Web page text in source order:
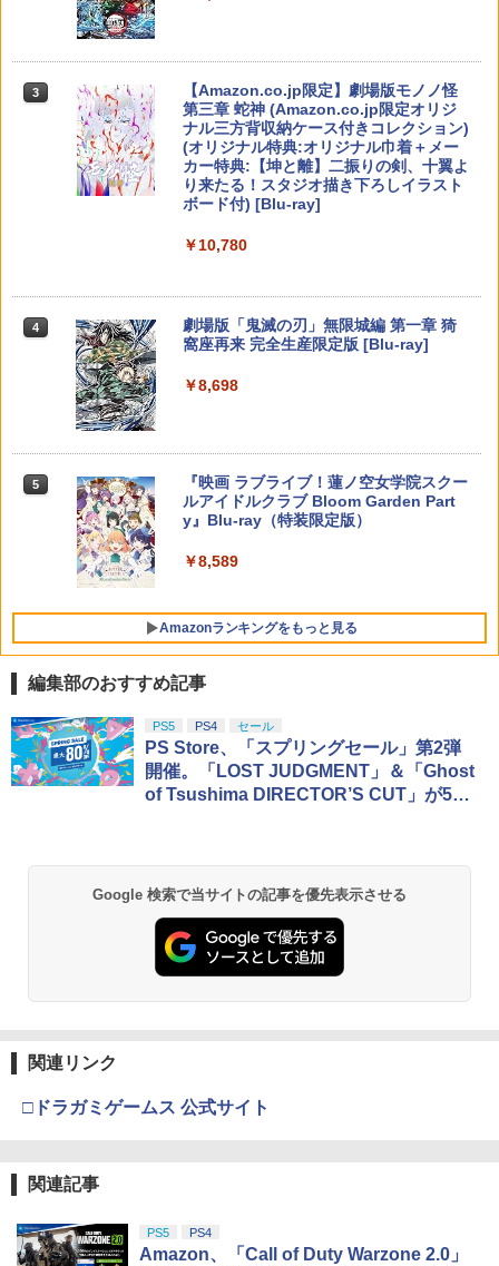
￥6,700
【楽天ブックス限定特典】ドンキーコン
グ バナンザ(「スーパーマリオ」ステッ
カー2種)
￥7,902
5
【楽天ブックス限定特典】スプラトゥー
ン レイダース(メッシュトートバッグ
（アクリルチャーム付き）)
￥7,480
ラス 保護ケース ハードケース 収納バッ
グ 軽量 手提げかばん 液晶保護高透過率
キズ 飛散防止
￥2,380
【中古】【18歳以上対象】明末：ウツロ
￥3,050
ム
￥4,360
【中古】I.Q FINAL
￥476
￥592
3 Nintendo Switch 2(日本語・国内専用)
￥55,491
ニンテンドープリペイド番号 9000円|オ
ンラインコード版
￥9,000
ニンテンドープリペイド番号 5000円|オ
ンラインコード版
3
【純正品】ディスクドライブ(CFI-ZDD1
J) PlayStation 5
￥11,980
トローラー ミッドナイト ブラック(CFI-
【純正品】DualSense ワイヤレスコン
￥10,737
3
￥8,020
【純正品】Xbox 充電式バッテリー + US
B-C ケーブル
￥2,618
【国内正規品】Thrustmaster スラスト
S5、PS5 Pro、Xbox One、Xbox Serie
￥14,141
3
【Amazon.co.jp限定】劇場版モノノ怪
第三章 蛇神 (Amazon.co.jp限定オリジ
ナル三方背収納ケース付きコレクション)
(オリジナル特典:オリジナル巾着＋メー
カー特典:【坤と離】二振りの剣、十翼よ
り来たる！スタジオ描き下ろしイラスト
ボード付) [Blu-ray]
￥10,780
4
劇場版「鬼滅の刃」無限城編 第一章 猗
窩座再来 完全生産限定版 [Blu-ray]
￥8,698
5
『映画 ラブライブ！蓮ノ空女学院スクー
ルアイドルクラブ Bloom Garden Part
y』Blu-ray（特装限定版）
￥8,589
Amazonランキングをもっと見る
編集部のおすすめ記事
PS5 PS4 セール
PS Store、「スプリングセール」第2弾
開催。「LOST JUDGMENT」＆「Ghost
of Tsushima DIRECTOR’S CUT」が5
Google 検索で当サイトの記事を優先表示させる
関連リンク
□ドラガミゲームス 公式サイト
関連記事
PS5 PS4
Amazon、「Call of Duty Warzone 2.0」